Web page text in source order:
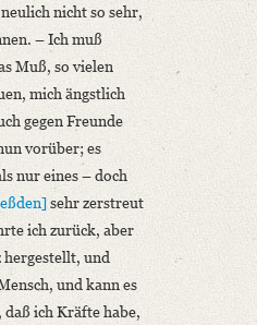
nicht so sehr,
– Ich muß
Muß, so vielen
mich ängstlich
gegen Freunde
vorüber; es
nur eines – doch
sehr zerstreut
ich zurück, aber
hergestellt, und
und kann es
ich Kräfte habe,